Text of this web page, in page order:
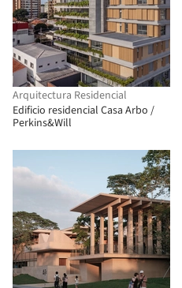
Arquitectura Residencial
Edificio residencial Casa Arbo /
Perkins&Will